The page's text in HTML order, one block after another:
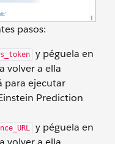
pasos:
y péguela en
volver a ella
para ejecutar
Prediction
y péguela en